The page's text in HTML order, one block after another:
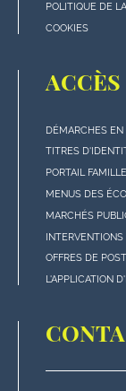
POLITIQUE DE
COOKIES
Menu
"Accès
rapides"
en
bas
de
page
DÉMARCHES EN
TITRES
PORTAIL FAMILLE
MENUS DES
MARCHÉS
OFFRES DE
L'APPLICATION